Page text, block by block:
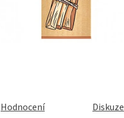
Hodnocení Diskuze